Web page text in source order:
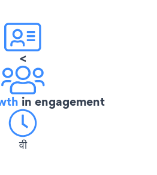
<
in engagement
वी